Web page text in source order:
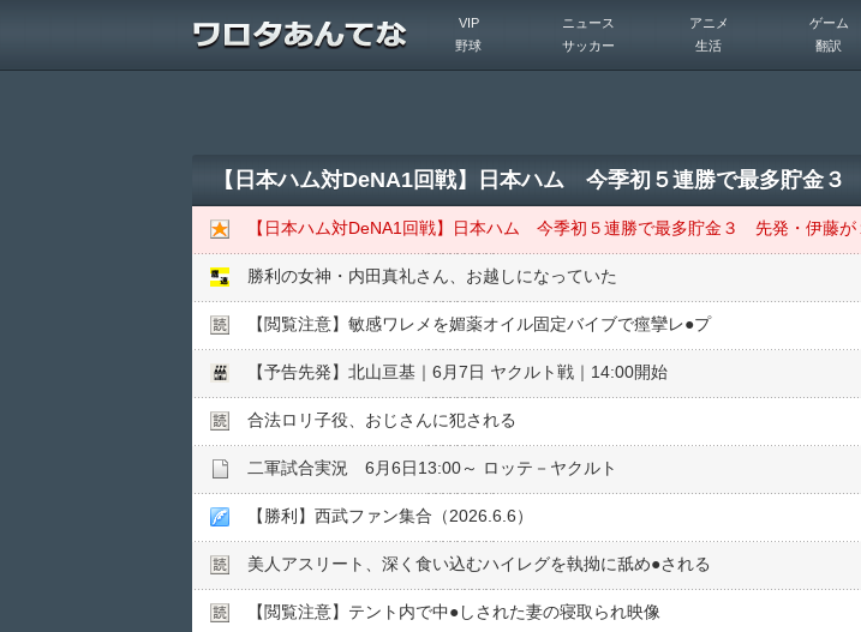
VIP ニュース アニメ ゲーム
野球
サッカー 生活 翻訳
勝利の女神・内田真礼さん、お越しになっていた
【閲覧注意】敏感ワレメを媚薬オイル固定バイブで痙攣レ●︎プ
【予告先発】北山亘基｜6月7日 ヤクルト戦｜14:00開始
合法ロリ子役、おじさんに犯される
二軍試合実況 6月6日13:00～ ロッテ－ヤクルト
【勝利】西武ファン集合（2026.6.6）
美人アスリート、深く食い込むハイレグを執拗に舐め●︎される
【閲覧注意】テント内で中●︎しされた妻の寝取られ映像